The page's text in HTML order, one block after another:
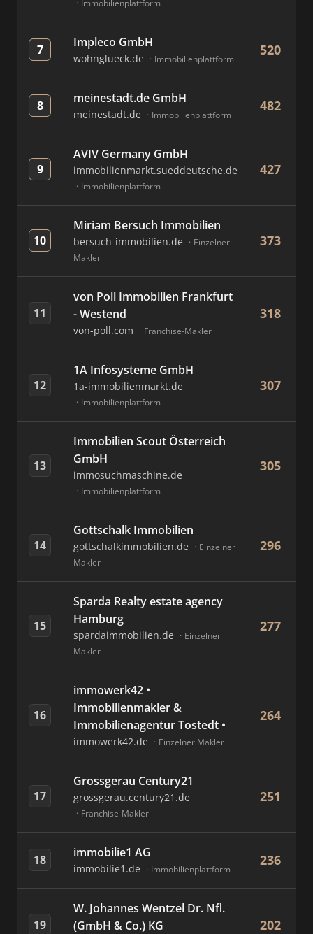
Immobilienplattform
7 Impleco GmbH
wohnglueck.de Immobilienplattform
520
8 meinestadt.de GmbH
meinestadt.de Immobilienplattform
482
9
AVIV Germany GmbH
immobilienmarkt.sueddeutsche.de
Immobilienplattform
427
10
Miriam Bersuch Immobilien
bersuch-immobilien.de
Einzelner
Makler
373
11
von Poll Immobilien Frankfurt
- Westend
von-poll.com Franchise-Makler
318
12
1A Infosysteme GmbH
1a-immobilienmarkt.de
Immobilienplattform
307
13
Immobilien Scout Österreich
GmbH
immosuchmaschine.de
Immobilienplattform
305
14
Gottschalk Immobilien
gottschalkimmobilien.de
Einzelner
Makler
296
15
Sparda Realty estate agency
Hamburg
spardaimmobilien.de
Einzelner
Makler
277
16
immowerk42 •
Immobilienmakler &
Immobilienagentur Tostedt •
immowerk42.de Einzelner Makler
264
17
Grossgerau Century21
grossgerau.century21.de
Franchise-Makler
251
18 immobilie1 AG
immobilie1.de Immobilienplattform
236
19
W. Johannes Wentzel Dr. Nfl.
(GmbH & Co.) KG
202